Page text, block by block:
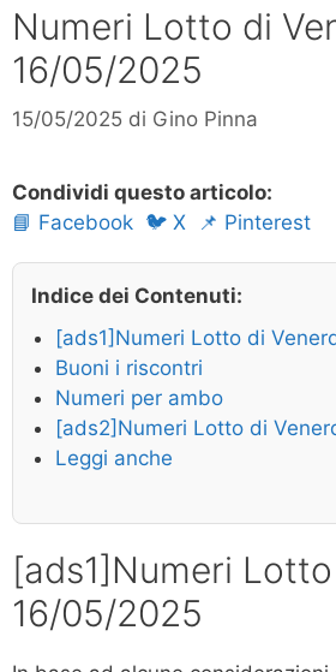
Numeri Lotto di
16/05/2025
15/05/2025 di Gino Pinna
Condividi questo articolo:
📘 Facebook 🐦 X 📌 Pinterest
Indice dei Contenuti:
[ads1]Numeri Lotto di
Buoni i riscontri
Numeri per ambo
[ads2]Numeri Lotto di
Leggi anche
[ads1]Numeri
16/05/2025